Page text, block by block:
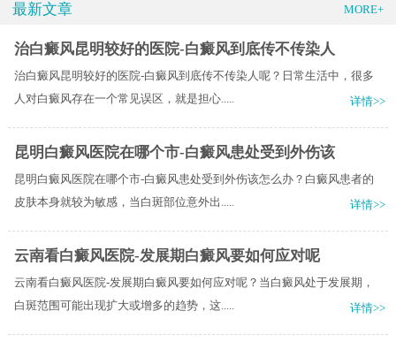
最新文章 MORE+
治白癜风昆明较好的医院-白癜风到底传不传染人
治白癜风昆明较好的医院-白癜风到底传不传染人呢？日常生活中，很多
人对白癜风存在一个常见误区，就是担心.....
详情>>
昆明白癜风医院在哪个市-白癜风患处受到外伤该
昆明白癜风医院在哪个市-白癜风患处受到外伤该怎么办？白癜风患者的
皮肤本身就较为敏感，当白斑部位意外出.....
详情>>
云南看白癜风医院-发展期白癜风要如何应对呢
云南看白癜风医院-发展期白癜风要如何应对呢？当白癜风处于发展期，
白斑范围可能出现扩大或增多的趋势，这.....
详情>>